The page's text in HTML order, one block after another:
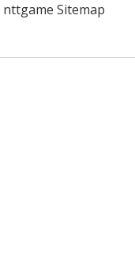
nttgame Sitemap